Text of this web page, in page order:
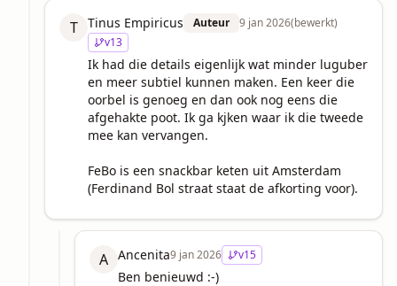
T Tinus Empiricus Auteur 9 jan 2026(bewerkt)
v13
Ik had die details eigenlijk wat minder luguber
en meer subtiel kunnen maken. Een keer die
oorbel is genoeg en dan ook nog eens die
afgehakte poot. Ik ga kjken waar ik die tweede
mee kan vervangen.
FeBo is een snackbar keten uit Amsterdam
(Ferdinand Bol straat staat de afkorting voor).
A Ancenita9 jan 2026 v15
Ben benieuwd :-)